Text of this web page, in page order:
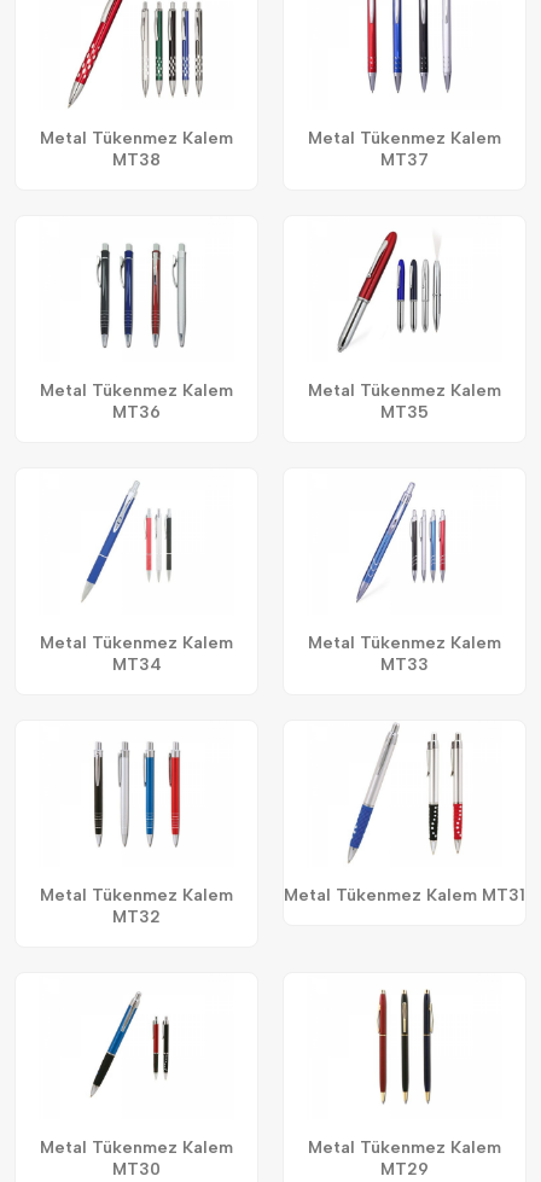
Metal Tükenmez Kalem
MT38
Metal Tükenmez Kalem
MT37
Metal Tükenmez Kalem
MT36
Metal Tükenmez Kalem
MT35
Metal Tükenmez Kalem
MT34
Metal Tükenmez Kalem
MT33
Metal Tükenmez Kalem
MT32
Metal Tükenmez Kalem MT31
Metal Tükenmez Kalem
MT30
Metal Tükenmez Kalem
MT29